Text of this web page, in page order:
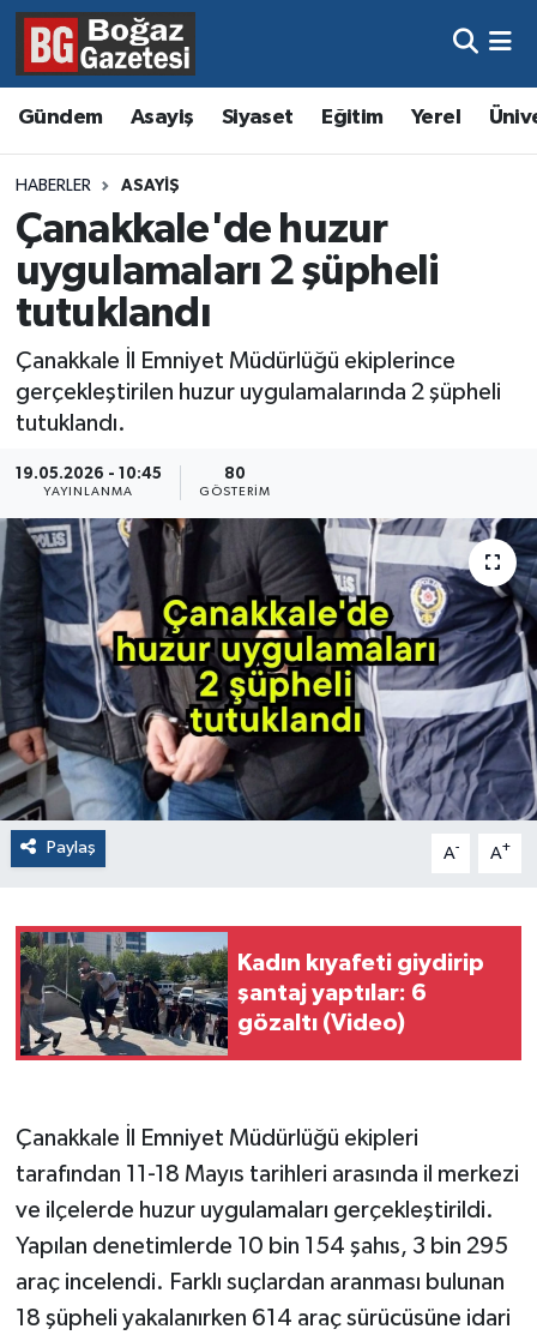
Gündem Asayiş Siyaset Eğitim Yerel
HABERLER ASAYIŞ
Çanakkale'de huzur
uygulamaları 2 şüpheli
tutuklandı
Çanakkale İl Emniyet Müdürlüğü ekiplerince
gerçekleştirilen huzur uygulamalarında 2 şüpheli
tutuklandı.
19.05.2026 - 10:45
YAYINLANMA
80
GÖSTERIM
Paylaş A- A+
Kadın kıyafeti giydirip
şantaj yaptılar: 6
gözaltı (Video)
Çanakkale İl Emniyet Müdürlüğü ekipleri
tarafından 11-18 Mayıs tarihleri arasında il merkezi
ve ilçelerde huzur uygulamaları gerçekleştirildi.
Yapılan denetimlerde 10 bin 154 şahıs, 3 bin 295
araç incelendi. Farklı suçlardan aranması bulunan
18 şüpheli yakalanırken 614 araç sürücüsüne idari
Asayiş
Eğitim
Ekonomi
Gündem
Magazin
Sağlık
Hava Durumu
Trafik Durumu
Süper Lig Puan Durumu ve Fikstür
Tüm Manşetler
Haber Arşivi